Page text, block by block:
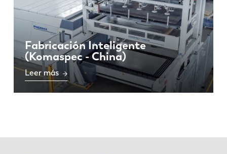
Fabricación Inteligente
(Komaspec - China)
Leer más